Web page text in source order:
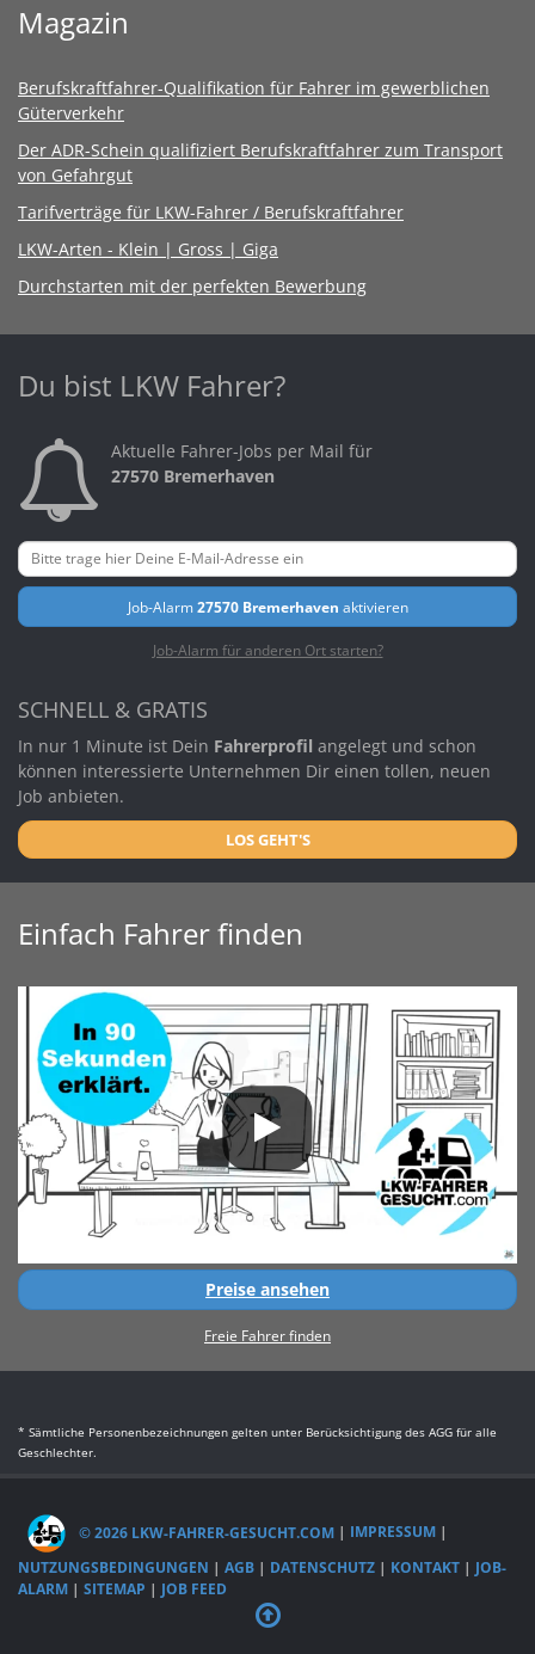
Magazin
Berufskraftfahrer-Qualifikation für Fahrer im gewerblichen
Güterverkehr
Der ADR-Schein qualifiziert Berufskraftfahrer zum Transport
von Gefahrgut
Tarifverträge für LKW-Fahrer / Berufskraftfahrer
LKW-Arten - Klein | Gross | Giga
Durchstarten mit der perfekten Bewerbung
Du bist LKW Fahrer?
Aktuelle Fahrer-Jobs per Mail für
27570 Bremerhaven
Job-Alarm27570 Bremerhaven aktivieren
Job-Alarm für anderen Ort starten?
SCHNELL & GRATIS
In nur 1 Minute ist Dein Fahrerprofil angelegt und schon
können interessierte Unternehmen Dir einen tollen, neuen
Job anbieten.
LOS GEHT'S
Einfach Fahrer finden
Preise ansehen
Freie Fahrer finden
* Sämtliche Personenbezeichnungen gelten unter Berücksichtigung des AGG für alle
Geschlechter.
© 2026 LKW-FAHRER-GESUCHT.COM | IMPRESSUM |
NUTZUNGSBEDINGUNGEN | AGB | DATENSCHUTZ | KONTAKT | JOB-
ALARM | SITEMAP | JOB FEED